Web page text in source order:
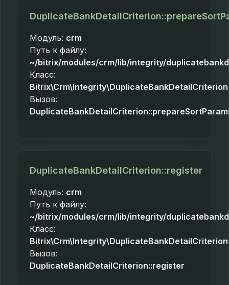
Модуль: crm
Путь к файлу:
~/bitrix/modules/crm/lib/integrity/
Класс:
Bitrix\Crm\Integrity\DuplicateBankDetailCriterion
Вызов:
DuplicateBankDetailCriterion::register
Модуль: crm
Путь к файлу:
~/bitrix/modules/crm/lib/integrity/
Класс:
Bitrix\Crm\Integrity\DuplicateBankDetailCriterion
Вызов:
DuplicateBankDetailCriterion::register